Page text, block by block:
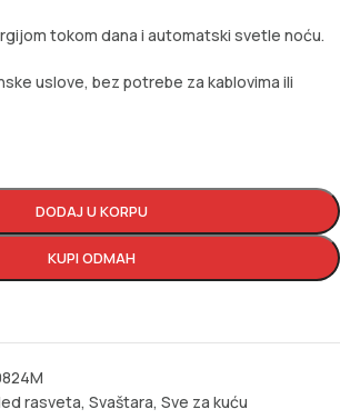
tokom dana i automatski svetle noću.
uslove, bez potrebe za kablovima ili
DODAJ U KORPU
KUPI ODMAH
rasveta, Svaštara, Sve za kuću